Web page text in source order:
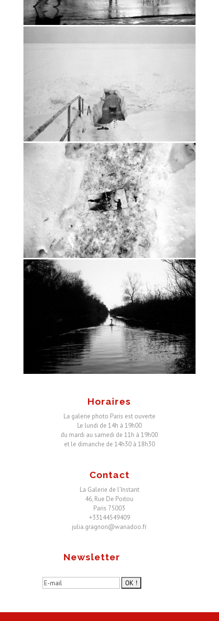
Horaires
La galerie photo Paris est ouverte
Le lundi de 14h à 19h00
du mardi au samedi de 11h à 19h00
et le dimanche de 14h30 à 18h30
Contact
La Galerie de l'Instant
46, Rue De Poitou
Paris 75003
+33144549409
julia.gragnon@wanadoo.fr
Newsletter